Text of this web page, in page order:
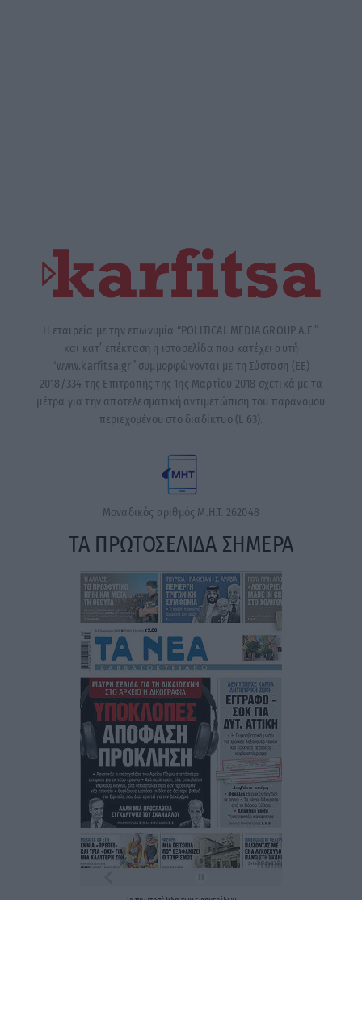
Η εταιρεία με την επωνυμία “POLITICAL MEDIA GROUP A.E.”
και κατ’ επέκταση η ιστοσελίδα που κατέχει αυτή
“www.karfitsa.gr” συμμορφώνονται με τη Σύσταση (ΕΕ)
2018/334 της Επιτροπής της 1ης Μαρτίου 2018 σχετικά με τα
μέτρα για την αποτελεσματική αντιμετώπιση του παράνομου
περιεχομένου στο διαδίκτυο (L 63).
Μοναδικός αριθμός Μ.Η.Τ. 262048
ΤΑ ΠΡΩΤΟΣΕΛΙΔΑ ΣΗΜΕΡΑ
Ταπρωτοσέλιδατωνεφημερίδων